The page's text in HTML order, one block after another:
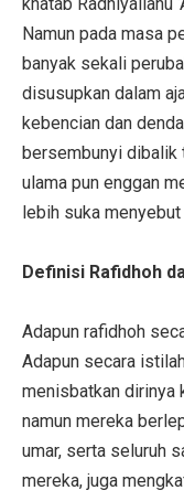
khatab Radhiyallahu
Namun pada masa
banyak sekali
disusupkan dalam
kebencian dan
bersembunyi dibalik
ulama pun enggan
lebih suka
Definisi Rafidhoh
Adapun rafidhoh
Adapun secara
menisbatkan dirinya
namun mereka
umar, serta seluruh
mereka, juga